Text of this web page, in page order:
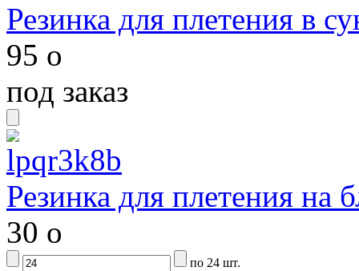
Резинка для плетения в
95 o
под заказ
Резинка для плетения на
30 o
по 24 шт.